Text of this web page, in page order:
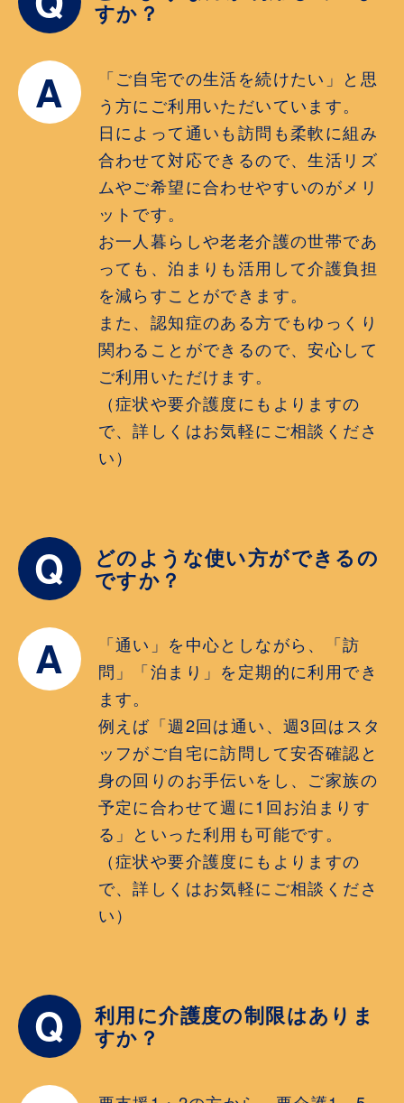
すか？
A
「ご自宅での生活を続けたい」と思
う方にご利用いただいています。
日によって通いも訪問も柔軟に組み
合わせて対応できるので、生活リズ
ムやご希望に合わせやすいのがメリ
ットです。
お一人暮らしや老老介護の世帯であ
っても、泊まりも活用して介護負担
を減らすことができます。
また、認知症のある方でもゆっくり
関わることができるので、安心して
ご利用いただけます。
（症状や要介護度にもよりますの
で、詳しくはお気軽にご相談くださ
い）
Q どのような使い方ができるの
ですか？
A
「通い」を中心としながら、「訪
問」「泊まり」を定期的に利用でき
ます。
例えば「週2回は通い、週3回はスタ
ッフがご自宅に訪問して安否確認と
身の回りのお手伝いをし、ご家族の
予定に合わせて週に1回お泊まりす
る」といった利用も可能です。
（症状や要介護度にもよりますの
で、詳しくはお気軽にご相談くださ
い）
Q 利用に介護度の制限はありま
すか？